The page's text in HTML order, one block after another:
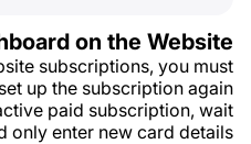
on the Website
subscriptions, you must
set up the subscription again.
paid subscription, wait
only enter new card details